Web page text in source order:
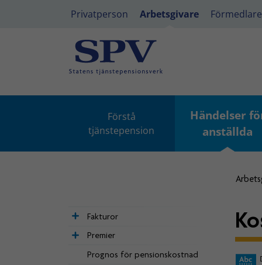
Privatperson Arbetsgivare Förmedlare
Förstå
tjänstepension
Händelser
anställda
Fakturor
Premier
Prognos för pensionskostnad